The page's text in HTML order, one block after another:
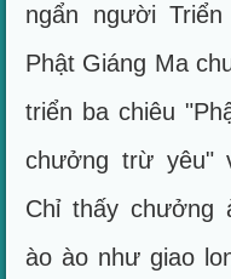
ngẩn người
Phật Giáng Ma
triển ba chiêu
chưởng trừ yêu"
Chỉ thấy chưởng
ào ào như giao